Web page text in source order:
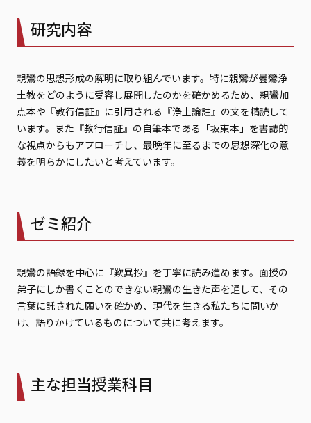
研究内容
親鸞の思想形成の解明に取り組んでいます。特に親鸞が曇鸞浄
土教をどのように受容し展開したのかを確かめるため、親鸞加
点本や『教行信証』に引用される『浄土論註』の文を精読して
います。また『教行信証』の自筆本である「坂東本」を書誌的
な視点からもアプローチし、最晩年に至るまでの思想深化の意
義を明らかにしたいと考えています。
ゼミ紹介
親鸞の語録を中心に『歎異抄』を丁寧に読み進めます。面授の
弟子にしか書くことのできない親鸞の生きた声を通して、その
言葉に託された願いを確かめ、現代を生きる私たちに問いか
け、語りかけているものについて共に考えます。
主な担当授業科目